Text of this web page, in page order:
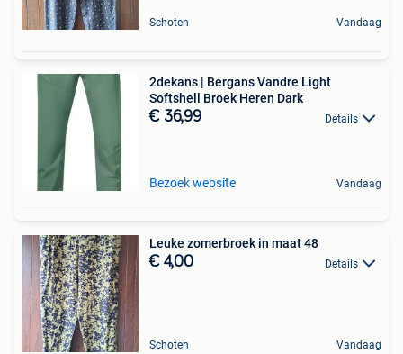
Schoten Vandaag
2dekans | Bergans Vandre Light
Softshell Broek Heren Dark
€ 36,99 Details
Bezoek website Vandaag
Leuke zomerbroek in maat 48
€ 4,00 Details
Schoten Vandaag